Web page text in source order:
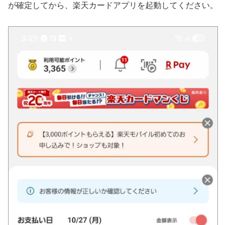
が確定してから、楽天カードアプリを起動してください。